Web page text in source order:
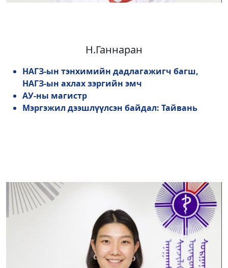
Н.Ганнаран
НАГЗ-ын тэнхимийн дадлагажигч багш,
НАГЗ-ын ахлах зэргийн эмч
АУ-ны магистр
Мэргэжил дээшлүүлсэн байдал: Тайвань